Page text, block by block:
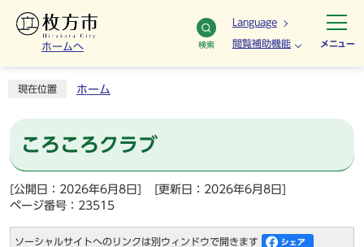
ホームへ 検索
Language
閲覧補助機能 メニュー
現在位置 ホーム
ころころクラブ
[公開日：2026年6月8日]
[更新日：2026年6月8日]
ページ番号：23515
ソーシャルサイトへのリンクは別ウィンドウで開きます